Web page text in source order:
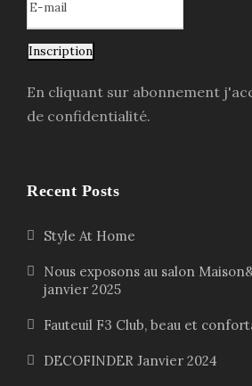
Inscription
En cliquant sur abonnement
de confidentialité.
Recent Posts
Style At Home
Nous exposons au salon
janvier 2025
Fauteuil F3 Club, beau et
DECOFINDER Janvier 2024